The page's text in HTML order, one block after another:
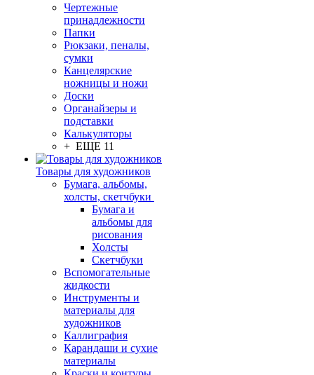
Чертежные
принадлежности
Папки
Рюкзаки, пеналы,
сумки
Канцелярские
ножницы и ножи
Доски
Органайзеры и
подставки
Калькуляторы
+ ЕЩЕ 11
Товары для художников
Бумага, альбомы,
холсты, скетчбуки
Бумага и
альбомы для
рисования
Холсты
Скетчбуки
Вспомогательные
жидкости
Инструменты и
материалы для
художников
Каллиграфия
Карандаши и сухие
материалы